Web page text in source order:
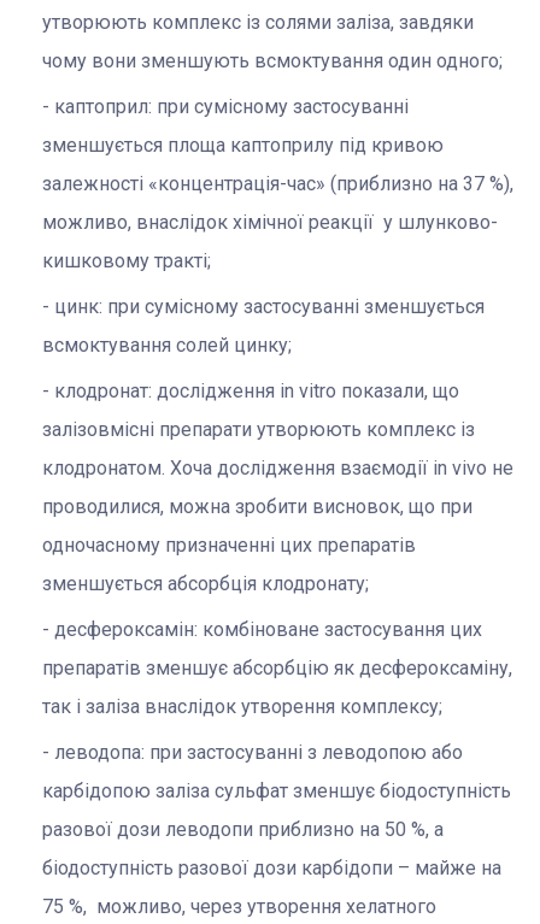
утворюють комплекс із солями заліза, завдяки
чому вони зменшують всмоктування один одного;
каптоприл: при сумісному застосуванні
зменшується площа каптоприлу під кривою
залежності «концентрація-час» (приблизно на 37 %),
можливо, внаслідок хімічної реакції у шлунково-
кишковому тракті;
цинк: при сумісному застосуванні зменшується
всмоктування солей цинку;
клодронат: дослідження in vitro показали, що
залізовмісні препарати утворюють комплекс із
клодронатом. Хоча дослідження взаємодії in vivo не
проводилися, можна зробити висновок, що при
одночасному призначенні цих препаратів
зменшується абсорбція клодронату;
десфероксамін: комбіноване застосування цих
препаратів зменшує абсорбцію як десфероксаміну,
так і заліза внаслідок утворення комплексу;
леводопа: при застосуванні з леводопою або
карбідопою заліза сульфат зменшує біодоступність
разової дози леводопи приблизно на 50 %, а
біодоступність разової дози карбідопи – майже на
75 %, можливо, через утворення хелатного